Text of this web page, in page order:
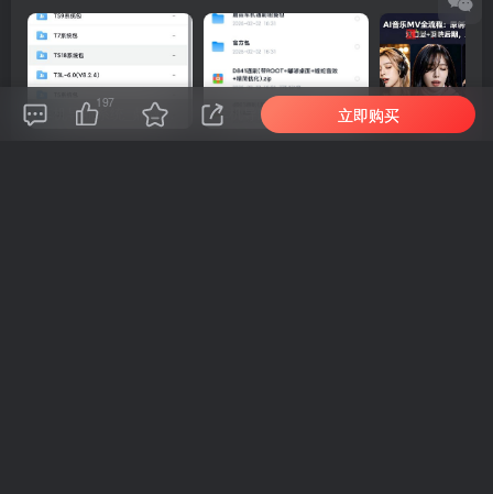
车机导航系统_鼎微方案_刷机升级固件包 车机导航系统_蘑菇车机_刷机升级固件包
197
立即购买